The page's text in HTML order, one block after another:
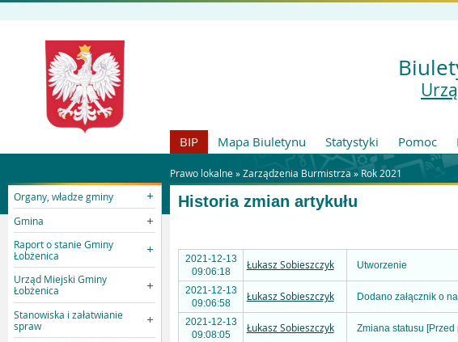
BIP Mapa Biuletynu Statystyki Pomoc
Prawo lokalne »Zarządzenia Burmistrza » Rok 2021
Organy, władze gminy
Gmina
Raport o stanie Gminy
Łobżenica
Urząd Miejski Gminy
Łobżenica
Stanowiska i załatwianie
spraw
Historia zmian artykułu
2021-12-13
09:06:18
Łukasz Sobieszczyk Utworzenie
2021-12-13
09:06:58
Łukasz Sobieszczyk Dodano załącznik o
2021-12-13
09:08:05
Łukasz Sobieszczyk Zmiana statusu